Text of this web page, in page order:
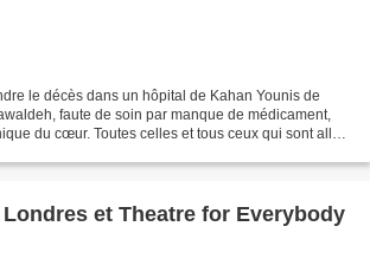
le décès dans un hôpital de Kahan Younis de
faute de soin par manque de médicament,
du cœur. Toutes celles et tous ceux qui sont allés
et Theatre for Everybody